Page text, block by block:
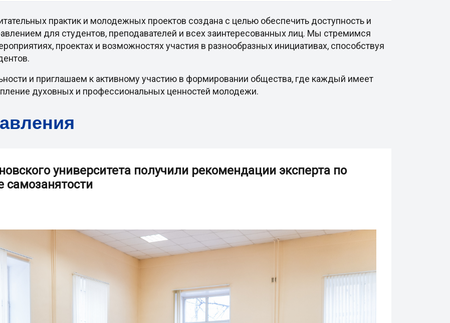
практик и молодежных проектов создана с целью обеспечить доступность и
для студентов, преподавателей и всех заинтересованных лиц. Мы стремимся
проектах и возможностях участия в разнообразных инициативах, способствуя
и приглашаем к активному участию в формировании общества, где каждый имеет
духовных и профессиональных ценностей молодежи.
университета получили рекомендации эксперта по
самозанятости